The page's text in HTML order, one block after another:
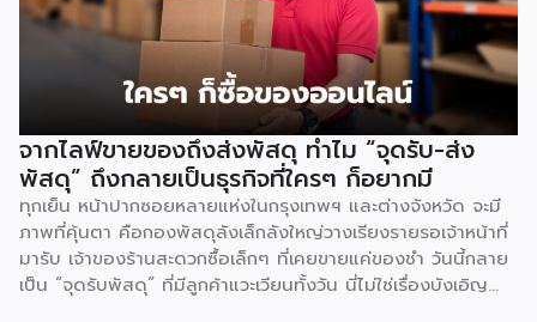
อุตสาหกรรมนี้สะท้อนผ่านตัวเลขการส่งออกอย่างชัดเจน โดยในปี
2568 ไทยส่งออกอาหารสัตว์เลี้ยงมูลค่ารวมสูงถึง 3,276.26
ล้านเหรียญสหรัฐ (ประมาณ 107,470 ล้านบาท) ขยายตัวร้อยละ
8.15 จากปี 2567 ที่มีมูลค่า 3,029.42 ล้านเหรียญสหรัฐ
(106,391 ล้านบาท) ตัวเลขดังกล่าวตอกย้ำความสามารถของไทย
ในการรักษาฐานการส่งออกในตลาดโลก แม้จะต้องเผชิญภาวะ
เศรษฐกิจโลกชะลอตัวและแรงกดดันด้านค่าครองชีพ ส่งผลให้ในปี
2568 ไทยยังคงครองตำแหน่งผู้ส่งออกอาหารสัตว์เลี้ยงอันดับ 2
ของโลก ด้วยสัดส่วนร้อยละ 10.2 ของมูลค่าการส่งออกทั่วโลก
เป็นรองเพียงเยอรมนีที่มีสัดส่วนร้อยละ 12.1 เท่านั้น […]
จากไลฟ์ขายของถึงส่งพัสดุ ทำไม “จุดรับ-ส่ง
พัสดุ” ถึงกลายเป็นธุรกิจที่ใครๆ ก็อยากมี
ทุกเย็น หน้าปากซอยหลายแห่งในกรุงเทพฯ และต่างจังหวัด จะมี
ภาพที่คุ้นตา คือกองพัสดุลังเล็กลังใหญ่วางเรียงรายรอเจ้าหน้าที่
มารับ เจ้าของร้านสะดวกซื้อเล็กๆ ที่เคยขายแค่ของชำ วันนี้กลาย
เป็น “จุดรับพัสดุ” ที่มีลูกค้าแวะเวียนทั้งวัน นี่ไม่ใช่เรื่องบังเอิญ